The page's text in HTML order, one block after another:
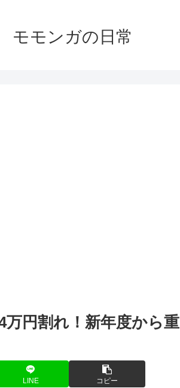
モモンガの日常
万円割れ！新年度から重
LINE コピー